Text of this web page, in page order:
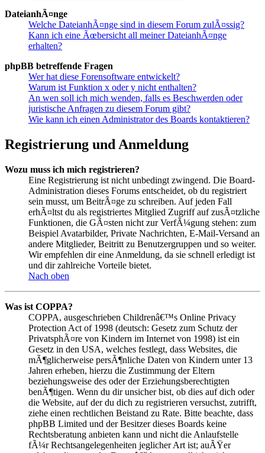
DateianhÃ¤nge
Welche DateianhÃ¤nge sind in diesem Forum zulÃ¤ssig?
Kann ich eine Ãœbersicht all meiner DateianhÃ¤nge
erhalten?
phpBB betreffende Fragen
Wer hat diese Forensoftware entwickelt?
Warum ist Funktion x oder y nicht enthalten?
An wen soll ich mich wenden, falls es Beschwerden oder
juristische Anfragen zu diesem Forum gibt?
Wie kann ich einen Administrator des Boards kontaktieren?
Registrierung und Anmeldung
Wozu muss ich mich registrieren?
Eine Registrierung ist nicht unbedingt zwingend. Die Board-
Administration dieses Forums entscheidet, ob du registriert
sein musst, um BeitrÃ¤ge zu schreiben. Auf jeden Fall
erhÃ¤ltst du als registriertes Mitglied Zugriff auf zusÃ¤tzliche
Funktionen, die GÃ¤sten nicht zur VerfÃ¼gung stehen: zum
Beispiel Avatarbilder, Private Nachrichten, E-Mail-Versand an
andere Mitglieder, Beitritt zu Benutzergruppen und so weiter.
Wir empfehlen dir eine Anmeldung, da sie schnell erledigt ist
und dir zahlreiche Vorteile bietet.
Nach oben
Was ist COPPA?
COPPA, ausgeschrieben Childrenâ€™s Online Privacy
Protection Act of 1998 (deutsch: Gesetz zum Schutz der
PrivatsphÃ¤re von Kindern im Internet von 1998) ist ein
Gesetz in den USA, welches festlegt, dass Websites, die
mÃ¶glicherweise persÃ¶nliche Daten von Kindern unter 13
Jahren erheben, hierzu die Zustimmung der Eltern
beziehungsweise des oder der Erziehungsberechtigten
benÃ¶tigen. Wenn du dir unsicher bist, ob dies auf dich oder
die Website, auf der du dich zu registrieren versuchst, zutrifft,
ziehe einen rechtlichen Beistand zu Rate. Bitte beachte, dass
phpBB Limited und der Besitzer dieses Boards keine
Rechtsberatung anbieten kann und nicht die Anlaufstelle
fÃ¼r Rechtsangelegenheiten jeglicher Art ist; auÃŸer